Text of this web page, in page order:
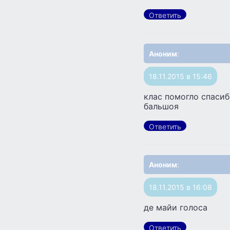
Ответить
Аноним:
18.11.2015 в 15:46
клас помогло
бальшоя
Ответить
Аноним:
18.11.2015 в 16:08
де майи голоса
Ответить